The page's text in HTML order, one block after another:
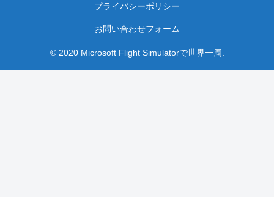
プライバシーポリシー
お問い合わせフォーム
© 2020 Microsoft Flight Simulatorで世界一周.